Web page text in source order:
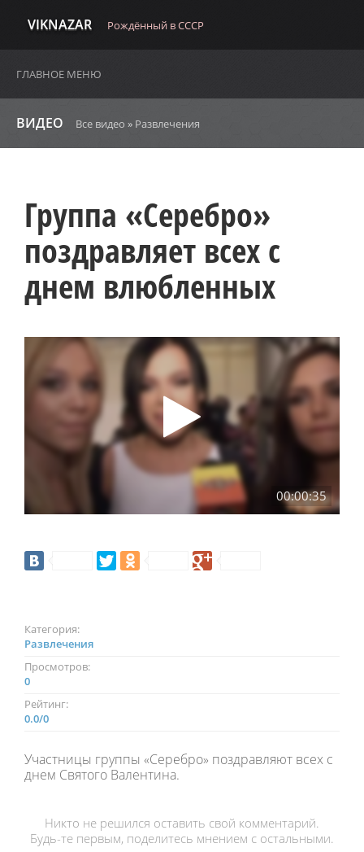
VIKNAZAR Рождённый в СССР
ГЛАВНОЕ МЕНЮ
ВИДЕО Все видео » Развлечения
Группа «Серебро»
поздравляет всех с
днем влюбленных
00:00:35
Категория:
Развлечения
Просмотров:
0
Рейтинг:
0.0/0
Участницы группы «Серебро» поздравляют всех с
днем Святого Валентина.
Никто не решился оставить свой комментарий.
Будь-те первым, поделитесь мнением с остальными.